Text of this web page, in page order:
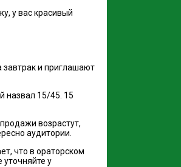
у вас красивый
и приглашают
назвал 15/45. 15
возрастут,
аудитории.
что в ораторском
уточняйте у